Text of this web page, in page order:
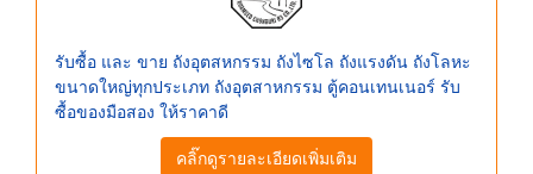
รับซื้อ และ ขาย ถังอุตสหกรรม ถังไซโล ถังแรงดัน ถังโลหะ
ขนาดใหญ่ทุกประเภท ถังอุตสาหกรรม ตู้คอนเทนเนอร์ รับ
ซื้อของมือสอง ให้ราคาดี
คลิ๊กดูรายละเอียดเพิ่มเติม